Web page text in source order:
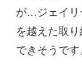
が…ジェイリ
を越えた取
できそうです